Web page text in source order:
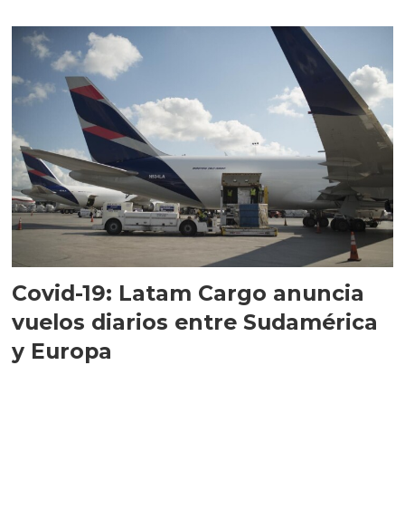
Covid-19: Latam Cargo anuncia
vuelos diarios entre Sudamérica
y Europa